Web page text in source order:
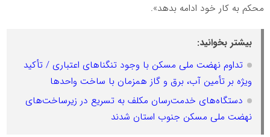
محکم به کار خود ادامه بدهد».
بیشتر بخوانید:
تداوم نهضت ملی مسکن با وجود تنگناهای اعتباری / تأکید
ویژه بر تأمین آب، برق و گاز همزمان با ساخت واحدها
دستگاه‌های خدمت‌رسان مکلف به تسریع در زیرساخت‌های
نهضت ملی مسکن جنوب استان شدند